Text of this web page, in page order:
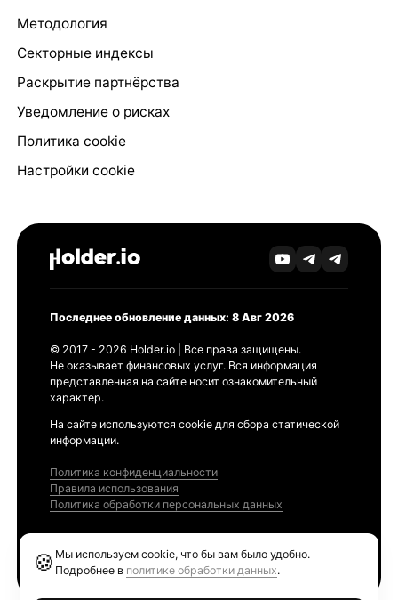
Методология
Секторные индексы
Раскрытие партнёрства
Уведомление о рисках
Политика cookie
Настройки cookie
Последнее обновление данных: 8 Авг 2026
© 2017 - 2026 Holder.io | Все права защищены.
Не оказывает финансовых услуг. Вся информация
представленная на сайте носит ознакомительный
характер.
На сайте используются cookie для сбора статической
информации.
Политика конфиденциальности
Правила использования
Политика обработки персональных данных
🍪 Мы используем cookie, что бы вам было удобно.
Подробнее в политике обработки данных.
Ethereum GAS Tracker